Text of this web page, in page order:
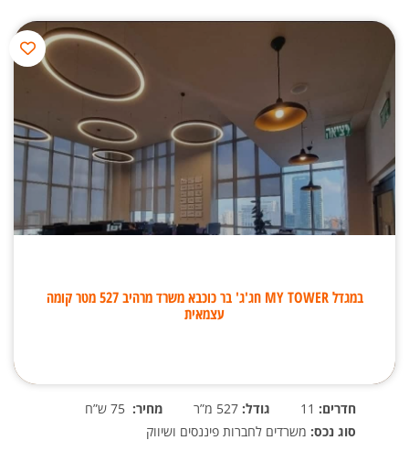
במגדל MY TOWER חג'ג' בר כוכבא משרד מרהיב 527 מטר קומה
עצמאית
חדרים: גודל: מחיר:
סוג נכס: משרדים לחברות פיננסים ושיווק